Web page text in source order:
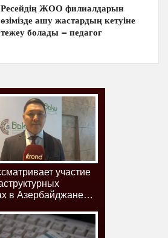
Ресейдің ЖОО филиалдарын
өзімізде ашу жастардың кетуіне
тежеу болады – педагог